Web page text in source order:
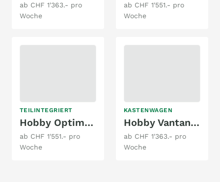
ab CHF 1'363.- pro
Woche
ab CHF 1'551.- pro
Woche
TEILINTEGRIERT
Hobby Optima T70 GE De Luxe
ab CHF 1'551.- pro
Woche
KASTENWAGEN
Hobby Vantana K65 ET De Luxe
ab CHF 1'363.- pro
Woche